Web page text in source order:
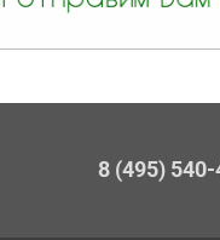
8 (495) 540-